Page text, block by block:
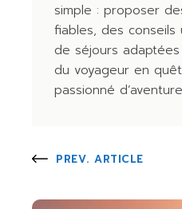
simple : proposer
fiables, des
de séjours
du voyageur en
passionné
PREV. ARTICLE